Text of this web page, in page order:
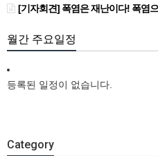
[기자회견] 폭염은 재난이다! 폭염으로부터 안전한 일터를 위
월간 주요일정
등록된 일정이 없습니다.
Category